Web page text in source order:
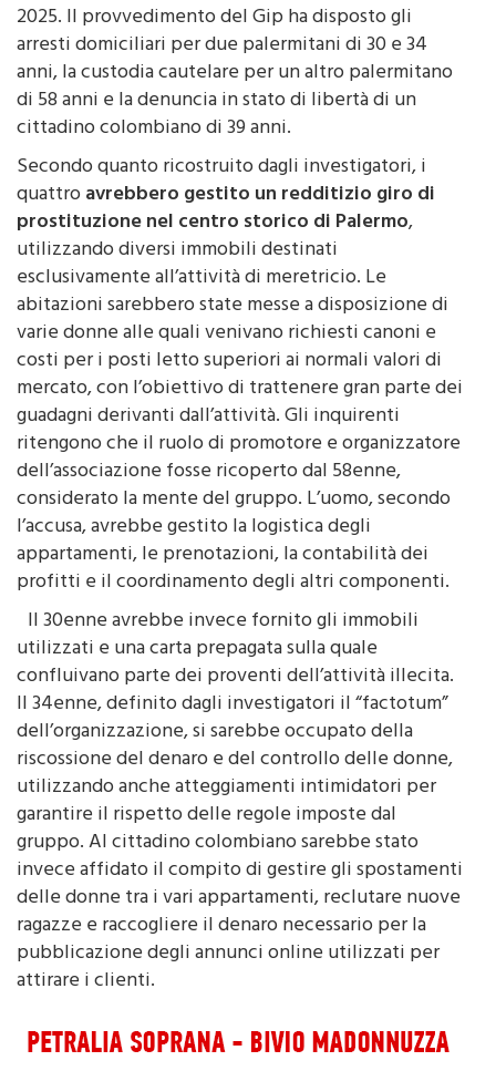
arresti domiciliari per due palermitani di 30 e 34
anni, la custodia cautelare per un altro palermitano
di 58 anni e la denuncia in stato di libertà di un
cittadino colombiano di 39 anni.
Secondo quanto ricostruito dagli investigatori, i
quattroavrebbero gestito un redditizio giro di
prostituzione nel centro storico di Palermo,
utilizzando diversi immobili destinati
esclusivamente all’attività di meretricio. Le
abitazioni sarebbero state messe a disposizione di
varie donne alle quali venivano richiesti canoni e
costi per i posti letto superiori ai normali valori di
mercato, con l’obiettivo di trattenere gran parte dei
guadagni derivanti dall’attività. Gli inquirenti
ritengono che il ruolo di promotore e organizzatore
dell’associazione fosse ricoperto dal 58enne,
considerato la mente del gruppo. L’uomo, secondo
l’accusa, avrebbe gestito la logistica degli
appartamenti, le prenotazioni, la contabilità dei
profitti e il coordinamento degli altri componenti.
Il 30enne avrebbe invece fornito gli immobili
utilizzati e una carta prepagata sulla quale
confluivano parte dei proventi dell’attività illecita.
Il 34enne, definito dagli investigatori il “factotum”
dell’organizzazione, si sarebbe occupato della
riscossione del denaro e del controllo delle donne,
utilizzando anche atteggiamenti intimidatori per
garantire il rispetto delle regole imposte dal
gruppo. Al cittadino colombiano sarebbe stato
invece affidato il compito di gestire gli spostamenti
delle donne tra i vari appartamenti, reclutare nuove
ragazze e raccogliere il denaro necessario per la
pubblicazione degli annunci online utilizzati per
attirare i clienti.